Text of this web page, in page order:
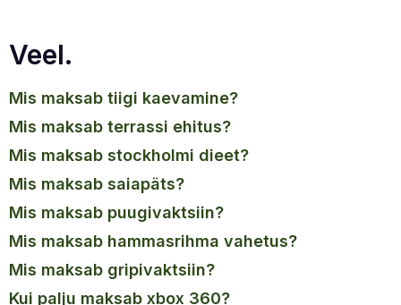
Veel.
mis maksab tiigi kaevamine?
mis maksab terrassi ehitus?
mis maksab stockholmi dieet?
mis maksab saiapäts?
mis maksab puugivaktsiin?
mis maksab hammasrihma vahetus?
mis maksab gripivaktsiin?
kui palju maksab xbox 360?